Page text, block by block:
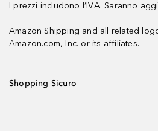
I prezzi includono l’IVA. Saranno
Amazon Shipping and all related
Amazon.com, Inc. or its affiliates.
Shopping Sicuro